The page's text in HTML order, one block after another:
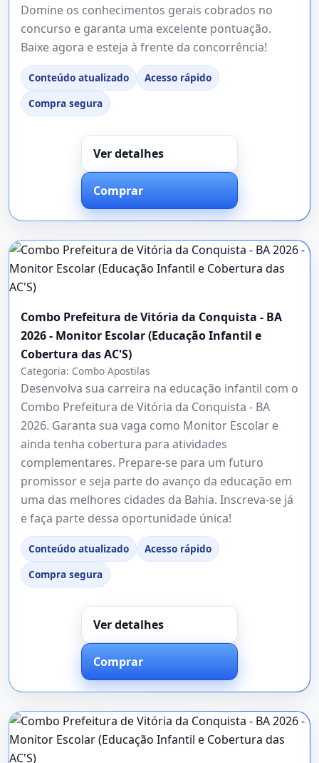
Domine os conhecimentos gerais cobrados no
concurso e garanta uma excelente pontuação.
Baixe agora e esteja à frente da concorrência!
Conteúdo atualizado
Acesso rápido
Compra segura
Ver detalhes
Comprar
Combo Prefeitura de Vitória da Conquista - BA
2026 - Monitor Escolar (Educação Infantil e
Cobertura das AC'S)
Categoria: Combo Apostilas
Desenvolva sua carreira na educação infantil com o
Combo Prefeitura de Vitória da Conquista - BA
2026. Garanta sua vaga como Monitor Escolar e
ainda tenha cobertura para atividades
complementares. Prepare-se para um futuro
promissor e seja parte do avanço da educação em
uma das melhores cidades da Bahia. Inscreva-se já
e faça parte dessa oportunidade única!
Conteúdo atualizado
Acesso rápido
Compra segura
Ver detalhes
Comprar